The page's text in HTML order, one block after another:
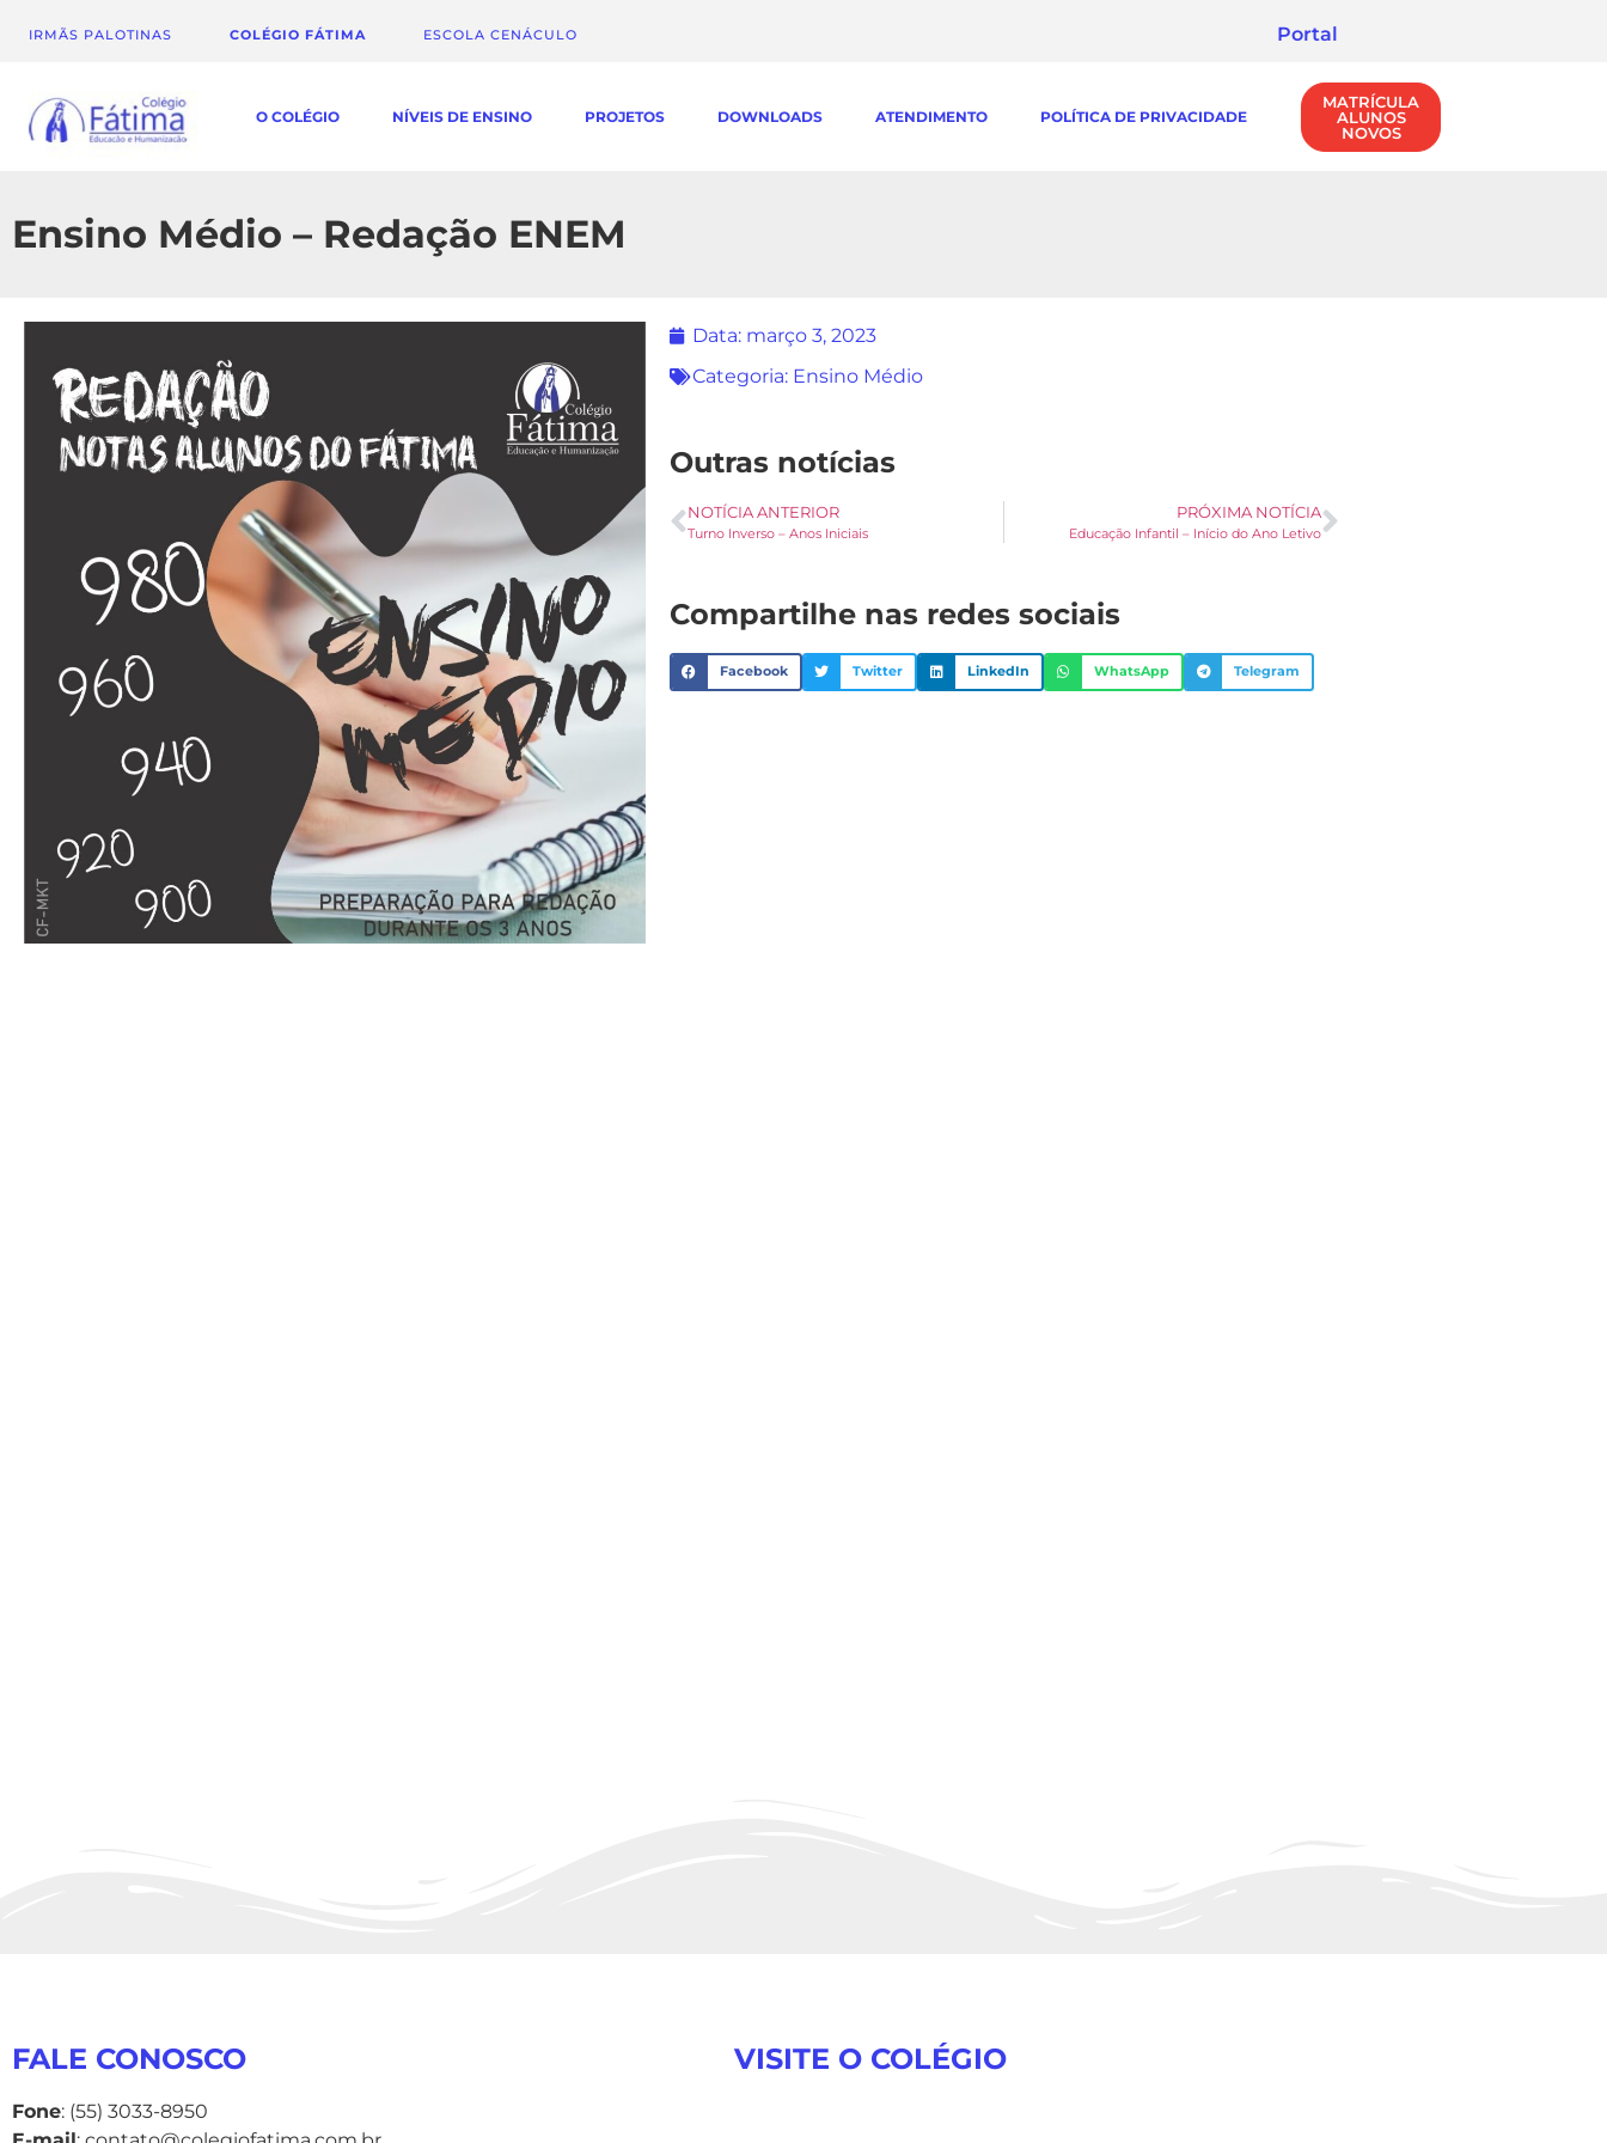
IRMÃS PALOTINAS COLÉGIO FÁTIMA ESCOLA CENÁCULO Portal
O COLÉGIO NÍVEIS DE ENSINO PROJETOS DOWNLOADS ATENDIMENTO POLÍTICA DE PRIVACIDADE
MATRÍCULA
ALUNOS
NOVOS
Ensino Médio – Redação ENEM
Data: março 3, 2023
Categoria: Ensino Médio
Outras notícias
NOTÍCIA ANTERIOR
Turno Inverso – Anos Iniciais
PRÓXIMA NOTÍCIA
Educação Infantil – Início do Ano Letivo
Compartilhe nas redes sociais
Facebook Twitter LinkedIn WhatsApp Telegram
FALE CONOSCO
Fone: (55) 3033-8950
VISITE O COLÉGIO